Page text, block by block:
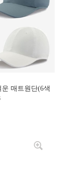
매트원단(6색